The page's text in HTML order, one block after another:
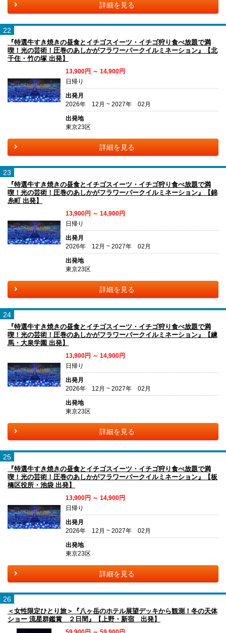
詳細を見る
22
『特選牛すき焼きの昼食とイチゴスイーツ・イチゴ狩り食べ放題で満
喫！光の芸術！圧巻のあしかがフラワーパークイルミネーション』【北
千住・竹の塚 出発】
13,900円 ～ 14,900円
日帰り
出発月
2026年 12月 ~ 2027年 02月
出発地
東京23区
詳細を見る
23
『特選牛すき焼きの昼食とイチゴスイーツ・イチゴ狩り食べ放題で満
喫！光の芸術！圧巻のあしかがフラワーパークイルミネーション』【錦
糸町 出発】
13,900円 ～ 14,900円
日帰り
出発月
2026年 12月 ~ 2027年 02月
出発地
東京23区
詳細を見る
24
『特選牛すき焼きの昼食とイチゴスイーツ・イチゴ狩り食べ放題で満
喫！光の芸術！圧巻のあしかがフラワーパークイルミネーション』【練
馬・大泉学園 出発】
13,900円 ～ 14,900円
日帰り
出発月
2026年 12月 ~ 2027年 02月
出発地
東京23区
詳細を見る
25
『特選牛すき焼きの昼食とイチゴスイーツ・イチゴ狩り食べ放題で満
喫！光の芸術！圧巻のあしかがフラワーパークイルミネーション』【板
橋区役所・池袋 出発】
13,900円 ～ 14,900円
日帰り
出発月
2026年 12月 ~ 2027年 02月
出発地
東京23区
詳細を見る
26
＜女性限定ひとり旅＞『八ヶ岳のホテル展望デッキから観測！冬の天体
ショー 流星群鑑賞 ２日間』【上野・新宿 出発】